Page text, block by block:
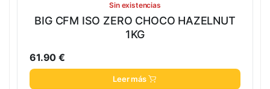
Sin existencias
BIG CFM ISO ZERO CHOCO HAZELNUT
1KG
61.90€
Leer más